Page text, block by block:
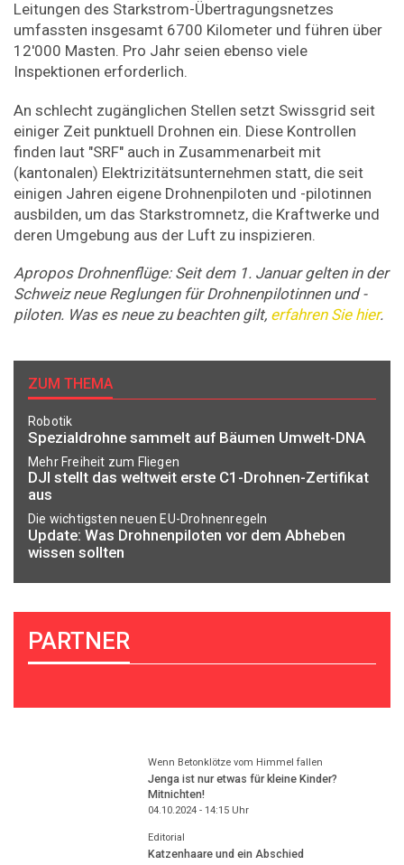
Leitungen des Starkstrom-Übertragungsnetzes
umfassten insgesamt 6700 Kilometer und führen über
12'000 Masten. Pro Jahr seien ebenso viele
Inspektionen erforderlich.
An schlecht zugänglichen Stellen setzt Swissgrid seit
einiger Zeit punktuell Drohnen ein. Diese Kontrollen
finden laut "SRF" auch in Zusammenarbeit mit
(kantonalen) Elektrizitätsunternehmen statt, die seit
einigen Jahren eigene Drohnenpiloten und -pilotinnen
ausbilden, um das Starkstromnetz, die Kraftwerke und
deren Umgebung aus der Luft zu inspizieren.
Apropos Drohnenflüge: Seit dem 1. Januar gelten in der
Schweiz neue Reglungen für Drohnenpilotinnen und -
piloten. Was es neue zu beachten gilt, erfahren Sie hier.
ZUM THEMA
Robotik
Spezialdrohne sammelt auf Bäumen Umwelt-DNA
Mehr Freiheit zum Fliegen
DJI stellt das weltweit erste C1-Drohnen-Zertifikat
aus
Die wichtigsten neuen EU-Drohnenregeln
Update: Was Drohnenpiloten vor dem Abheben
wissen sollten
PARTNER
Wenn Betonklötze vom Himmel fallen
Jenga ist nur etwas für kleine Kinder?
Mitnichten!
04.10.2024 - 14:15Uhr
Editorial
Katzenhaare und ein Abschied